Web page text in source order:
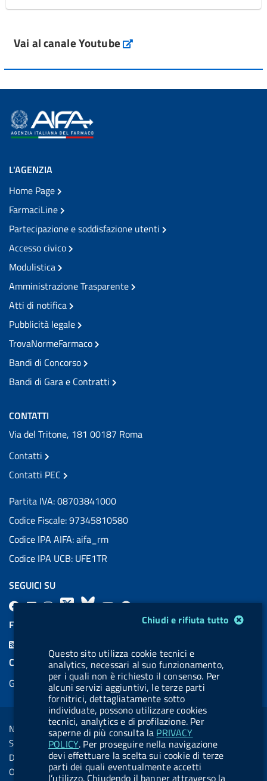
Vai al canale Youtube
Chiudi e rifiuta tutto
Questo sito utilizza cookie tecnici e
analytics, necessari al suo funzionamento,
per i quali non è richiesto il consenso. Per
alcuni servizi aggiuntivi, le terze parti
fornitrici, dettagliatamente sotto
individuate, possono utilizzare cookies
tecnici, analytics e di profilazione. Per
saperne di più consulta la PRIVACY
POLICY. Per proseguire nella navigazione
devi effettuare la scelta sui cookie di terze
parti dei quali eventualmente accetti
l’utilizzo. Chiudendo il banner attraverso la
L'AGENZIA
Home Page
FarmaciLine
Partecipazione e soddisfazione utenti
Accesso civico
Modulistica
Amministrazione Trasparente
Atti di notifica
Pubblicità legale
TrovaNormeFarmaco
Bandi di Concorso
Bandi di Gara e Contratti
CONTATTI
Via del Tritone, 181 00187 Roma
Contatti
Contatti PEC
Partita IVA: 08703841000
Codice Fiscale: 97345810580
Codice IPA AIFA: aifa_rm
Codice IPA UCB: UFE1TR
SEGUICI SU
F
L
l
e
l
.
b
u
t
t
o
X
B
e
s
k
y
Y
t
u
b
e
l
e
l
.
b
u
t
t
o
FEED RSS
COOKIES
Gestione cookie
Sezione Link Utili
Note legali
Social Media Policy
Dichiarazione di accessibilità
Obiettivi di accessibilità